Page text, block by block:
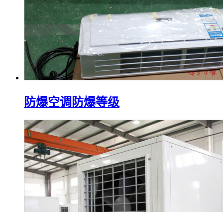
防爆空调防爆等级